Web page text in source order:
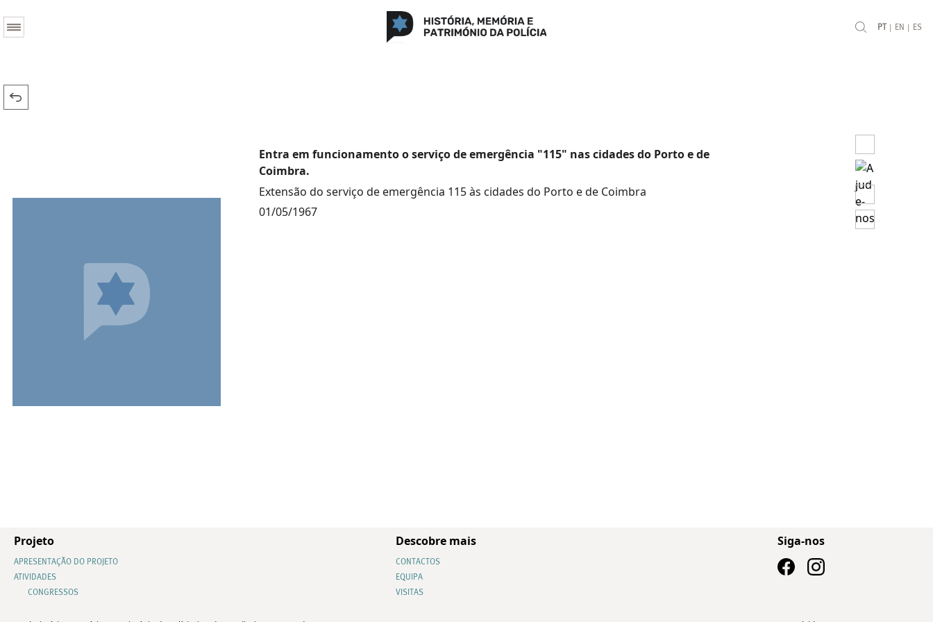
PT | EN | ES
Entra em funcionamento o serviço de emergência "115" nas cidades do Porto e de
Coimbra.
Extensão do serviço de emergência 115 às cidades do Porto e de Coimbra
01/05/1967
Projeto
APRESENTAÇÃO DO PROJETO
ATIVIDADES
CONGRESSOS
Descobre mais
CONTACTOS
EQUIPA
VISITAS
Siga-nos